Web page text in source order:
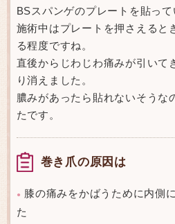
BSスパンゲのプレートを貼って
施術中はプレートを押さえると
る程度ですね。
直後からじわじわ痛みが引いて
り消えました。
膿みがあったら貼れないそうな
たです。
巻き爪の原因は
●
膝の痛みをかばうために内側
た